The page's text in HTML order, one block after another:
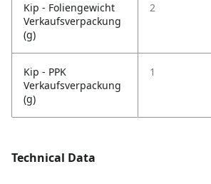
Kip - Foliengewicht
Verkaufsverpackung
(g)
2
Kip - PPK
Verkaufsverpackung
(g)
1
Technical Data